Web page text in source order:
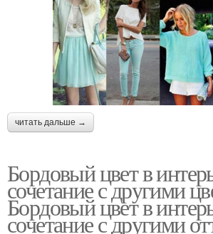
читать дальше →
Бордовый цвет в
сочетание с другими
Бордовый цвет в
сочетание с другими